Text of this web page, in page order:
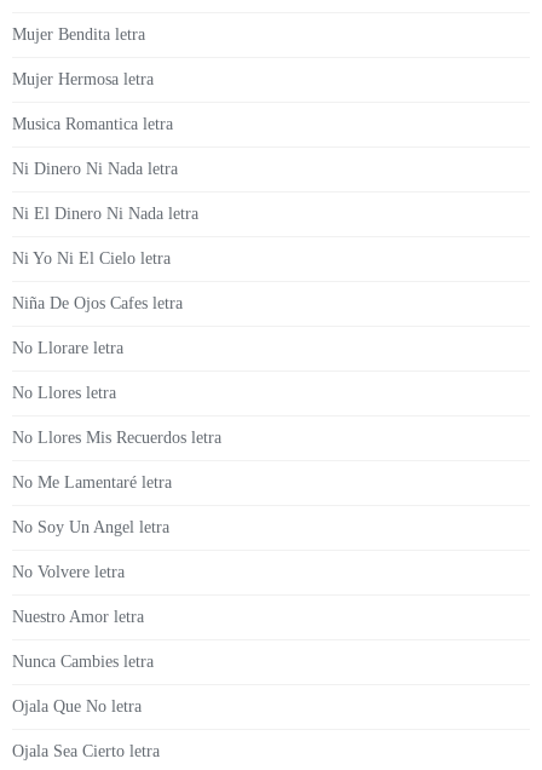
Mujer Bendita letra
Mujer Hermosa letra
Musica Romantica letra
Ni Dinero Ni Nada letra
Ni El Dinero Ni Nada letra
Ni Yo Ni El Cielo letra
Niña De Ojos Cafes letra
No Llorare letra
No Llores letra
No Llores Mis Recuerdos letra
No Me Lamentaré letra
No Soy Un Angel letra
No Volvere letra
Nuestro Amor letra
Nunca Cambies letra
Ojala Que No letra
Ojala Sea Cierto letra